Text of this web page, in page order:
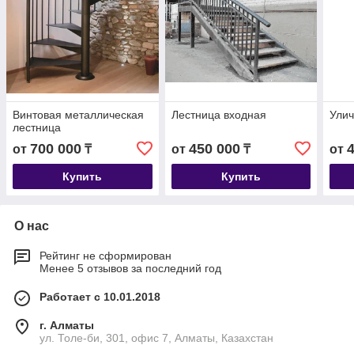
Винтовая металлическая
лестница
от 700 000 ₸
Купить
Лестница входная
от 450 000₸
Купить
от
О нас
Рейтинг не сформирован
Менее 5 отзывов за последний год
Работает с 10.01.2018
г. Алматы
ул. Толе-би, 301, офис 7, Алматы, Казахстан